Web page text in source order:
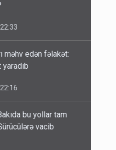
məhv edən fəlakət:
bu yollar tam
vacib